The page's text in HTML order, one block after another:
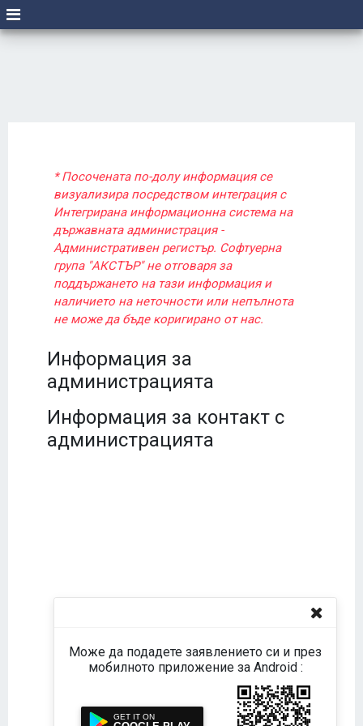
* Посочената по-долу информация се
визуализира посредством интеграция с
Интегрирана информационна система на
държавната администрация -
Административен регистър. Софтуерна
група "АКСТЪР" не отговаря за
поддържането на тази информация и
наличието на неточности или непълнота
не може да бъде коригирано от нас.
Информация за
администрацията
Информация за контакт с
администрацията
Може да подадете заявлението си и през
мобилното приложение за Android :